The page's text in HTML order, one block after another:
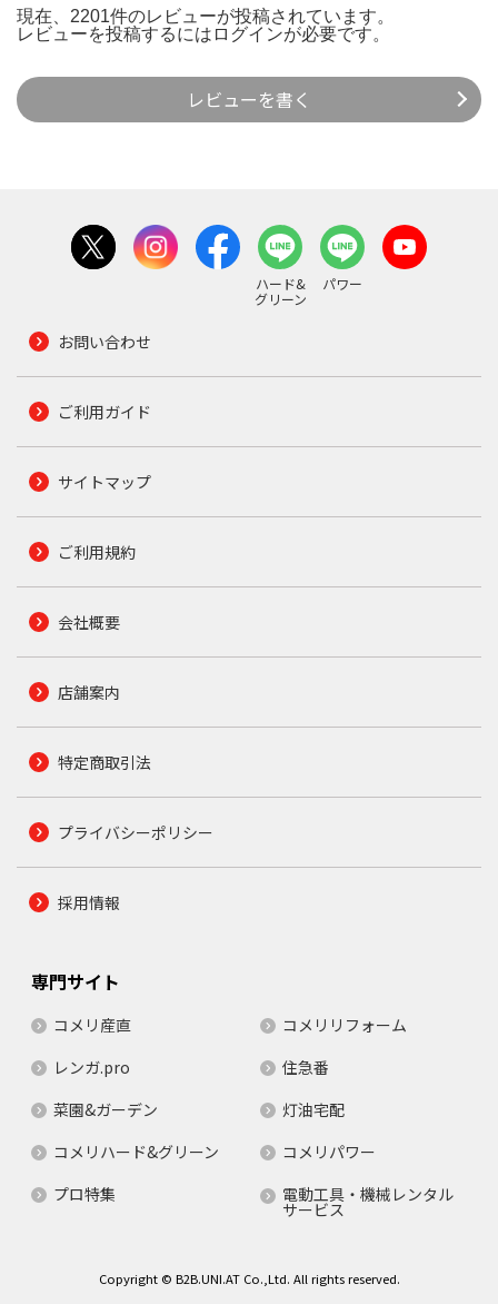
現在、2201件のレビューが投稿されています。
レビューを投稿するには ログインが必要です。
レビューを書く
ハード&
グリーン
パワー
お問い合わせ
ご利用ガイド
サイトマップ
ご利用規約
会社概要
店舗案内
特定商取引法
プライバシーポリシー
採用情報
専門サイト
コメリ産直
コメリリフォーム
レンガ.pro
住急番
菜園&ガーデン
灯油宅配
コメリハード&グリーン
コメリパワー
プロ特集
電動工具・機械レンタル
サービス
Copyright © B2B.UNI.AT Co.,Ltd. All rights reserved.